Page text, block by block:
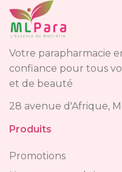
Votre parapharmacie
confiance pour tous
et de beauté
28 avenue d'Afrique,
Produits
Promotions